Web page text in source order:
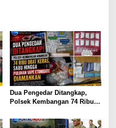
Dua Pengedar Ditangkap,
Polsek Kembangan 74 Ribu
Puluhan Vape Etomidate